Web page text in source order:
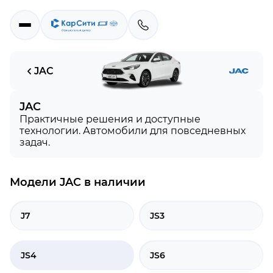
JAC
JAC
Практичные решения и доступные
технологии. Автомобили для повседневных
задач.
Модели JAC в наличии
J7
JS4
JS3
JS6